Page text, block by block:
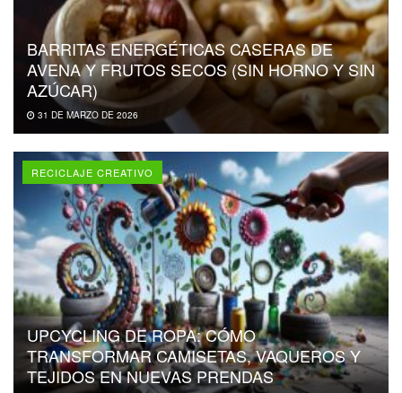
BARRITAS ENERGÉTICAS CASERAS DE
AVENA Y FRUTOS SECOS (SIN HORNO Y SIN
AZÚCAR)
31 DE MARZO DE 2026
RECICLAJE CREATIVO
UPCYCLING DE ROPA: CÓMO
TRANSFORMAR CAMISETAS, VAQUEROS Y
TEJIDOS EN NUEVAS PRENDAS